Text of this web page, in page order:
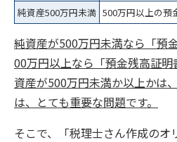
純資産500万円未満 500万円以上の預
純資産が500万円未満なら「預
00万円以上なら「預金残高証
資産が500万円未満か以上かは
は、とても重要な問題です。
そこで、「税理士さん作成のオ